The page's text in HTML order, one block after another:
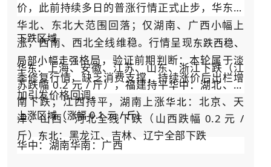
价，此前持续多日的普涨行情正式止步，华东、
华北、东北大范围回落；仅湖南、广西小幅上
涨，西南、西北全线维稳。行情呈现东跌西稳、
局部小幅走强格局，验证前期判断：本轮属于淡
季修复行情，缺乏消费支撑，持续涨价后出栏增
加引发价格回调。
下跌区域
华东：上海、安徽、江苏、山东、浙江下跌（江
苏跌幅 0.2 元 / 斤），福建持平华中：湖北、河
南下跌；江西持平，湖南上涨华北 ：北京、天
津、山西、河北全线下跌（山西跌幅 0.2 元 /
斤） 东北：黑龙江、吉林、辽宁全部下跌
上涨区域（涨幅 0.1 元 / 斤）
华中：湖南华南：广西